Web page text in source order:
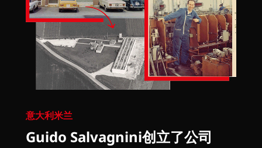
意大利米兰
Guido Salvagnini创立了公司